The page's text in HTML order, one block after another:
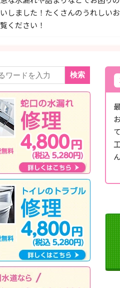
いしました！たくさんのうれしい
覧ください！
検索